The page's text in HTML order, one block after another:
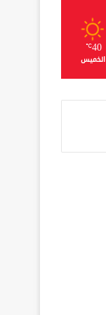
40
℃
الخميس